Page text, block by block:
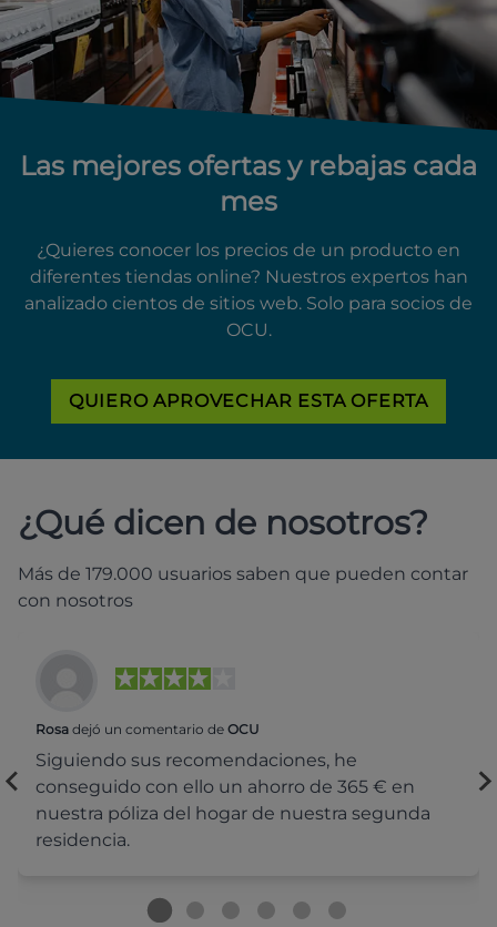
Las mejores ofertas y rebajas cada
mes
¿Quieres conocer los precios de un producto en
diferentes tiendas online? Nuestros expertos han
analizado cientos de sitios web. Solo para socios de
OCU.
QUIERO APROVECHAR ESTA OFERTA
¿Qué dicen de nosotros?
Más de 179.000 usuarios saben que pueden contar
con nosotros
Rosa dejó un comentario de OCU
Siguiendo sus recomendaciones, he
conseguido con ello un ahorro de 365 € en
nuestra póliza del hogar de nuestra segunda
residencia.